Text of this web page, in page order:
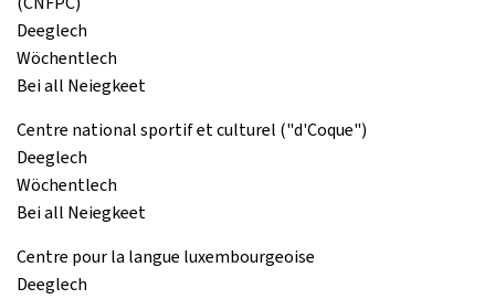
Deeglech
Wöchentlech
Bei all Neiegkeet
Centre national sportif et culturel ("d'Coque")
Deeglech
Wöchentlech
Bei all Neiegkeet
Centre pour la langue luxembourgeoise
Deeglech